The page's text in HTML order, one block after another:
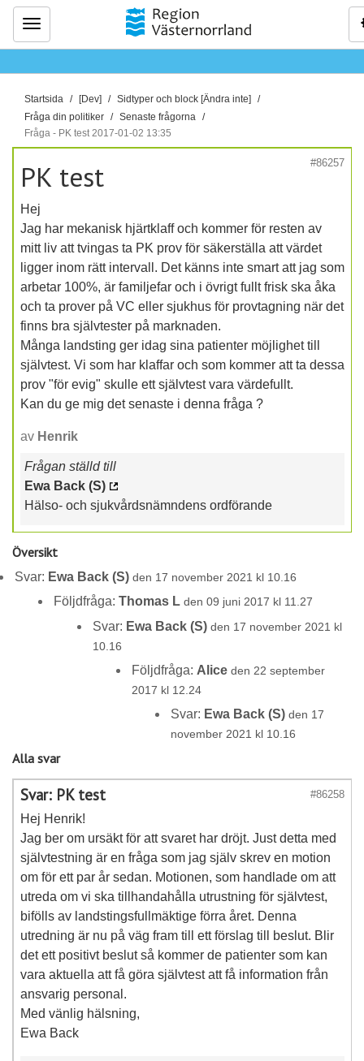
Meny
D
u
ä
h
r
:
Startsida [Dev]
Sidtyper och block [Ändra inte]
Fråga din politiker
Senaste frågorna
Fråga - PK test 2017-01-02 13:35
#86257
PK test
Hej
Jag har mekanisk hjärtklaff och kommer för resten av
mitt liv att tvingas ta PK prov för säkerställa att värdet
ligger inom rätt intervall. Det känns inte smart att jag som
arbetar 100%, är familjefar och i övrigt fullt frisk ska åka
och ta prover på VC eller sjukhus för provtagning när det
finns bra självtester på marknaden.
Många landsting ger idag sina patienter möjlighet till
självtest. Vi som har klaffar och som kommer att ta dessa
prov "för evig" skulle ett självtest vara värdefullt.
Kan du ge mig det senaste i denna fråga ?
av Henrik
Frågan ställd till
Ewa Back (S)
Hälso- och sjukvårdsnämndens ordförande
Översikt
Svar: Ewa Back (S) den 17 november 2021 kl 10.16
Följdfråga:Thomas L den 09 juni 2017 kl 11.27
Svar: Ewa Back (S) den 17 november 2021 kl
10.16
Följdfråga: Alice den 22 september
2017 kl 12.24
Svar: Ewa Back (S) den 17
november 2021 kl 10.16
Alla svar
#86258
Svar: PK test
Hej Henrik!
Jag ber om ursäkt för att svaret har dröjt. Just detta med
självtestning är en fråga som jag själv skrev en motion
om för ett par år sedan. Motionen, som handlade om att
utreda om vi ska tillhandahålla utrustning för självtest,
bifölls av landstingsfullmäktige förra året. Denna
utredning är nu på väg fram till ett förslag till beslut. Blir
det ett positivt beslut så kommer de patienter som kan
vara aktuella att få göra självtest att få information från
ansvarig personal.
Med vänlig hälsning,
Ewa Back